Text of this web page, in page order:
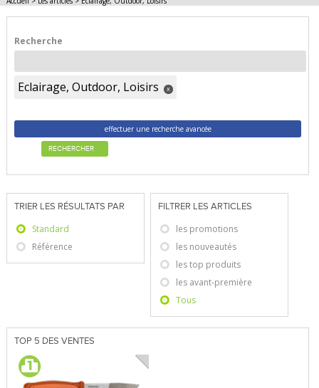
Recherche
Eclairage, Outdoor, Loisirs x
effectuer une recherche avancée
RECHERCHER
TRIER LES RÉSULTATS PAR
Standard
Référence
FILTRER LES ARTICLES
les promotions
les nouveautés
les top produits
les avant-première
Tous
TOP 5 DES VENTES